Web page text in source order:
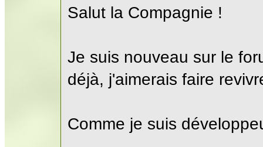
Salut la Compagnie !
Je suis nouveau sur le
déjà, j'aimerais faire
Comme je suis